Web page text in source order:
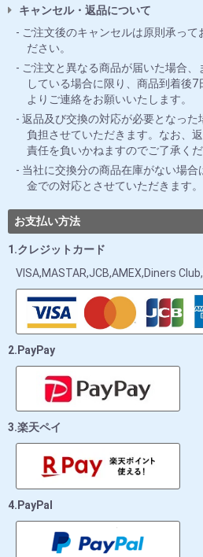
キャンセル・返品について
ご注文後のキャンセルは原則承って
ださい。
ご注文と異なる商品が届いた場合
している場合に限り、商品到着後7
よりご連絡をお願いいたします。
返品及び交換の対応が必要となっ
負担させていただきます。なお、
責任を負いかねますのでご了承くだ
当社に交換分の商品在庫がない場合
金での対応とさせていただきます。
お支払い方法
1.クレジットカード
VISA,MASTAR,JCB,AMEX,Diners
2.PayPay
3.楽天ペイ
4.PayPal